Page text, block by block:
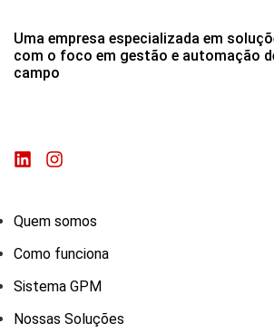
Uma empresa especializada em
com o foco em gestão e automação
campo
Quem somos
Como funciona
Sistema GPM
Nossas Soluções